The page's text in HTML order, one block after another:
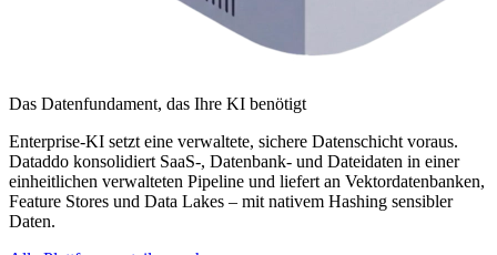
Das Datenfundament, das Ihre KI benötigt
Enterprise-KI setzt eine verwaltete, sichere Datenschicht voraus.
Dataddo konsolidiert SaaS-, Datenbank- und Dateidaten in einer
einheitlichen verwalteten Pipeline und liefert an Vektordatenbanken,
Feature Stores und Data Lakes – mit nativem Hashing sensibler
Daten.